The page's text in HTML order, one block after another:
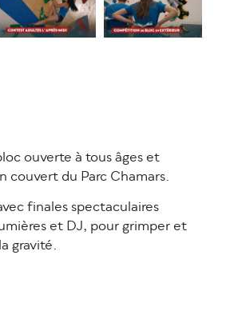
ouverte à tous âges et
couvert du Parc Chamars.
finales spectaculaires
et DJ, pour grimper et
gravité.